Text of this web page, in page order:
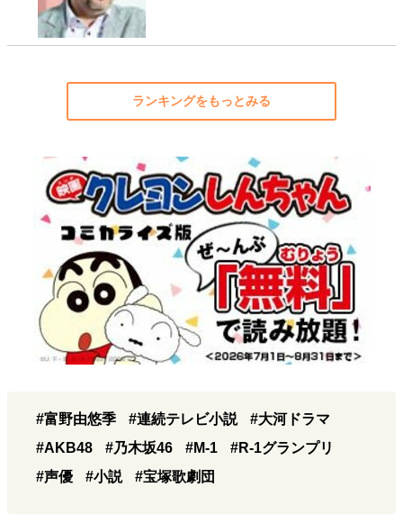
ランキングをもっとみる
#富野由悠季 #連続テレビ小説
#大河ドラマ
#AKB48
#乃木坂46 #M-1
#R-1グランプリ
#声優
#小説 #宝塚歌劇団